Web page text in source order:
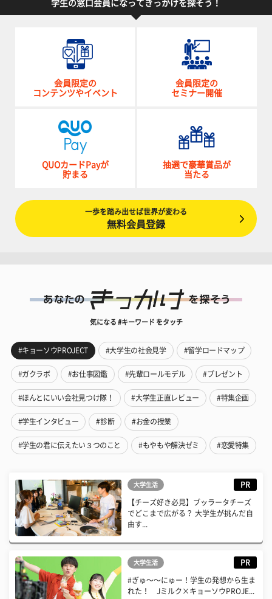
学生の窓口会員になってきっかけを探そう！
会員限定の
コンテンツやイベント
会員限定の
セミナー開催
QUOカードPayが
貯まる
抽選で豪華賞品が
当たる
一歩を踏み出せば世界が変わる
無料会員登録
気になる #キーワード をタッチ
#キョーソウPROJECT #大学生の社会見学 #留学ロードマップ
#ガクラボ #お仕事図鑑 #先輩ロールモデル #プレゼント
#ほんとにいい会社見つけ隊！ #大学生正直レビュー #特集企画
#学生インタビュー #診断 #お金の授業
#学生の君に伝えたい３つのこと #もやもや解決ゼミ #恋愛特集
大学生活 PR
【チーズ好き必見】ブッラータチーズ
でどこまで広がる？ 大学生が挑んだ自
由す...
大学生活 PR
#ぎゅ〜〜にゅー！学生の発想から生ま
れた！ Jミルク×キョーソウPROJE...